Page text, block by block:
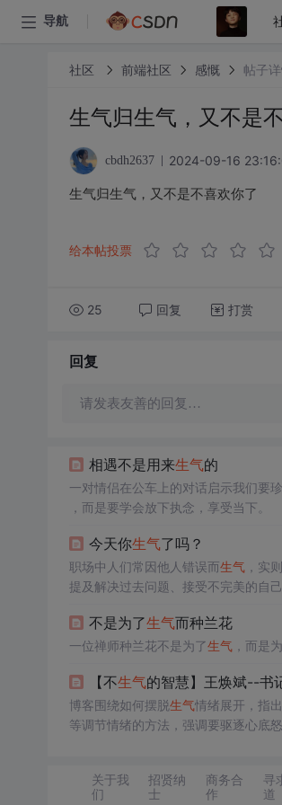
导航
社区 前端社区 感慨 帖子
生气归生气，又不是
cbdh2637 2024-09-16
生气归生气，又不是不喜欢你了
给本帖投票
25 回复 打赏
回复
请发表友善的回复…
相遇不是用来生气的
一对情侣在公车上的对话启示我们要
，而是要学会放下执念，享受当下。
今天你生气了吗？
职场中人们常因他人错误而生气，实
提及解决过去问题、接受不完美的自
不是为了生气而种兰花
一位禅师种兰花不是为了生气，而是
【不生气的智慧】王焕斌--书
博客围绕如何摆脱生气情绪展开，指出
等调节情绪的方法，强调要驱逐心底
关于我
们
招贤纳
士
商务合
作
寻
道